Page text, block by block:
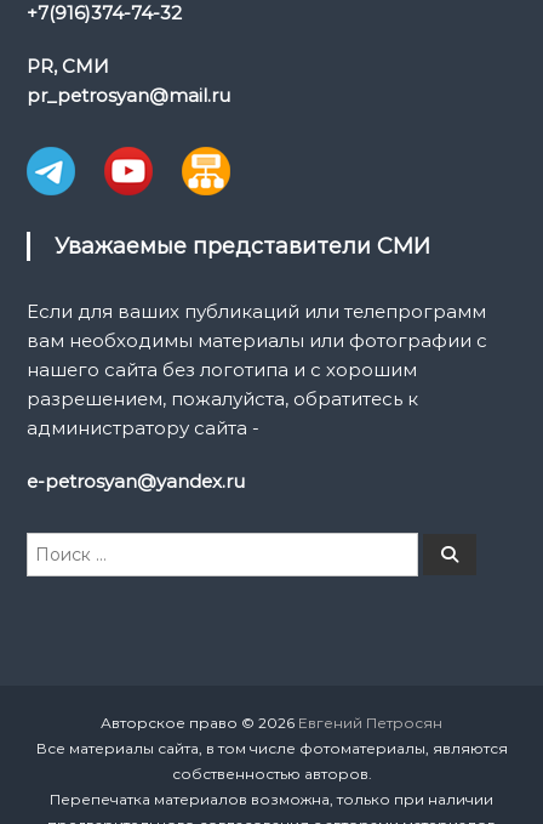
+7(916)374-74-32
PR, СМИ
pr_petrosyan@mail.ru
Уважаемые представители СМИ
Если для ваших публикаций или телепрограмм
вам необходимы материалы или фотографии с
нашего сайта без логотипа и с хорошим
разрешением, пожалуйста, обратитесь к
администратору сайта -
e-petrosyan@yandex.ru
И
П
Авторское право © 2026 Евгений Петросян
Все материалы сайта, в том числе фотоматериалы, являются
собственностью авторов.
Перепечатка материалов возможна, только при наличии